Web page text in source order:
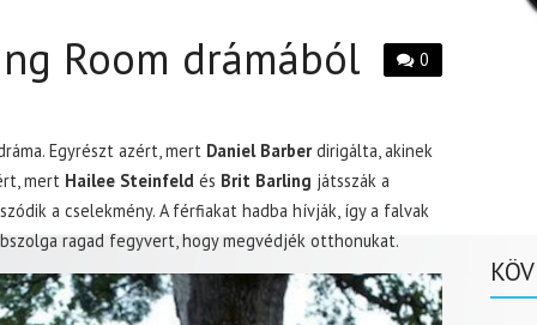
0
Room drámából
Egyrészt azért, mert Daniel Barberdirigálta, akinek
mert Hailee Steinfeld és Brit Barling játsszák a
a cselekmény. A férfiakat hadba hívják, így a falvak
ragad fegyvert, hogy megvédjék otthonukat.